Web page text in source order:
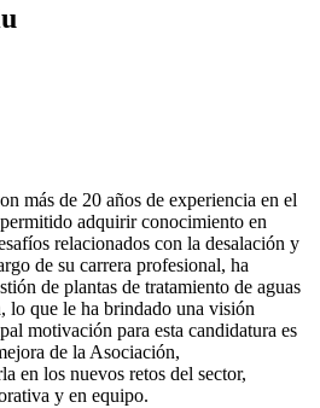
más de 20 años de experiencia en el
adquirir conocimiento en
relacionados con la desalación y
de su carrera profesional, ha
de plantas de tratamiento de aguas
lo que le ha brindado una visión
motivación para esta candidatura es
de la Asociación,
en los nuevos retos del sector,
y en equipo.